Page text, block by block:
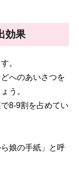
効果
。
へのあいさつを
う。
8-9割を占めてい
娘の手紙」と呼